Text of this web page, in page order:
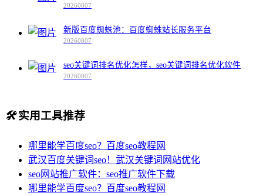
20260807
新版百度蜘蛛池：百度蜘蛛站长服务平台
20260807
seo关键词排名优化怎样，seo关键词排名优化软件
20260807
🛠️实用工具推荐
哪里能学百度seo？百度seo教程网
武汉百度关键词seo！武汉关键词网站优化
seo网站推广软件：seo推广软件下载
哪里能学百度seo？百度seo教程网